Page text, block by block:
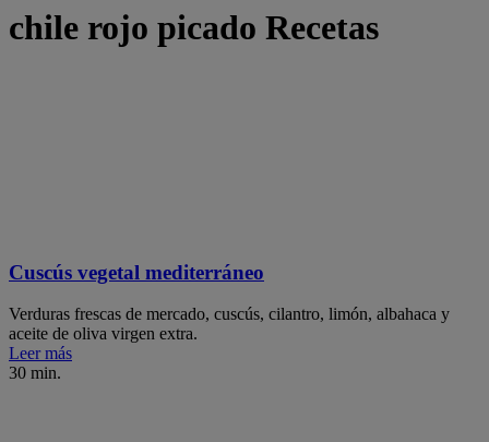
chile rojo picado Recetas
Cuscús vegetal mediterráneo
Verduras frescas de mercado, cuscús, cilantro, limón, albahaca y
aceite de oliva virgen extra.
Leer más
30 min.